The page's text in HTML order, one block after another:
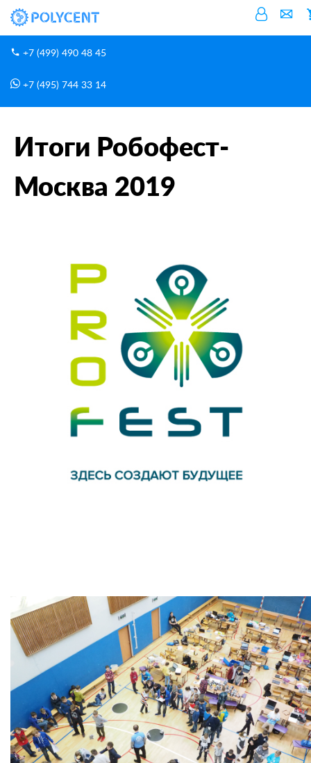
+7 (499) 490 48 45
+7 (495) 744 33 14
Итоги Робофест-
Москва 2019